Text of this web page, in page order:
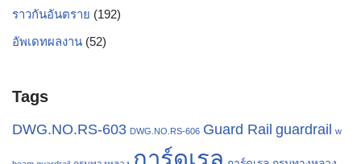
ราวกันอันตราย (192)
อัพเดทผลงาน (52)
Tags
DWG.NO.RS-603 DWG.NO.RS-606 Guard Rail guardrail w